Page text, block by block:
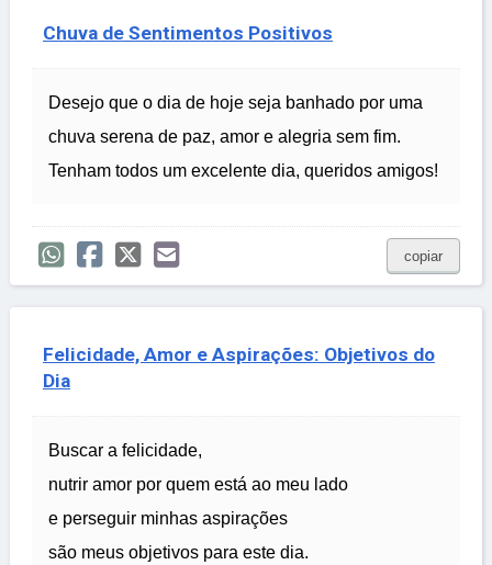
Chuva de Sentimentos Positivos
Desejo que o dia de hoje seja banhado por uma
chuva serena de paz, amor e alegria sem fim.
Tenham todos um excelente dia, queridos amigos!
copiar
Felicidade, Amor e Aspirações: Objetivos do
Dia
Buscar a felicidade,
nutrir amor por quem está ao meu lado
e perseguir minhas aspirações
são meus objetivos para este dia.